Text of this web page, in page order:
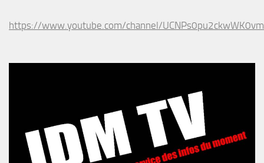
https://www.youtube.com/channel/